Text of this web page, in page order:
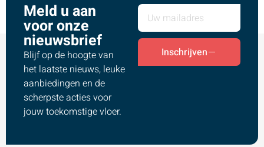
Meld u aan
voor onze
nieuwsbrief
Blijf op de hoogte van
het laatste nieuws, leuke
aanbiedingen en de
scherpste acties voor
jouw toekomstige vloer.
Inschrijven